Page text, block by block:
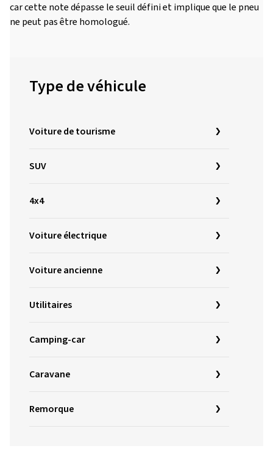
car cette note dépasse le seuil défini et implique que le pneu
ne peut pas être homologué.
Type de véhicule
Voiture de tourisme
SUV
4x4
Voiture électrique
Voiture ancienne
Utilitaires
Camping-car
Caravane
Remorque